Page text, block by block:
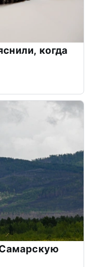
когда